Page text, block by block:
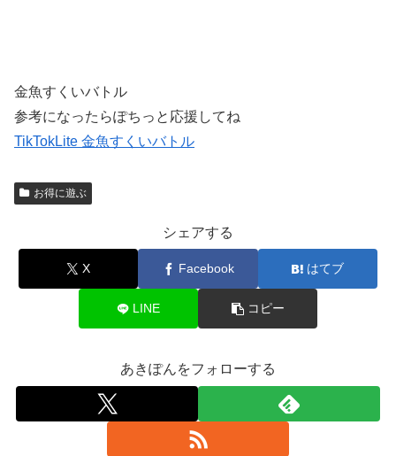
金魚すくいバトル
参考になったらぽちっと応援してね
TikTokLite 金魚すくいバトル
お得に遊ぶ
シェアする
X Facebook はてブ
LINE コピー
あきぽんをフォローする